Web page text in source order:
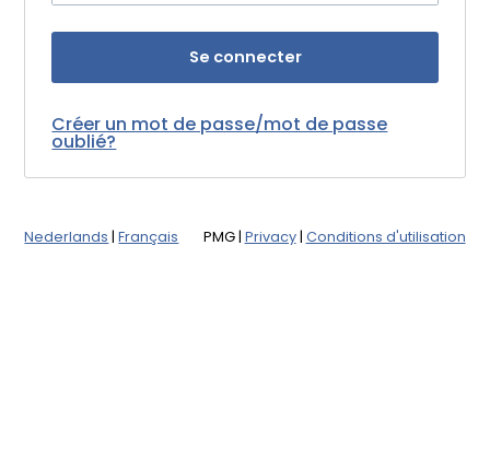
Créer un mot de passe/mot de passe
oublié?
Nederlands |Français PMG| Privacy| Conditions d'utilisation